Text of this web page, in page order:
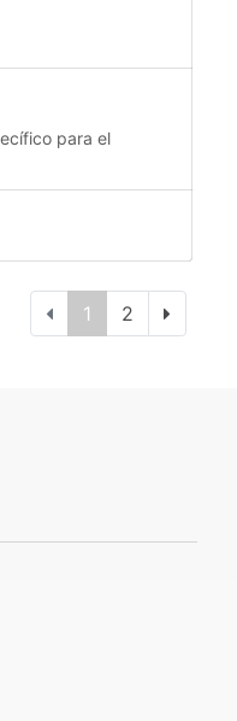
para el
1 2